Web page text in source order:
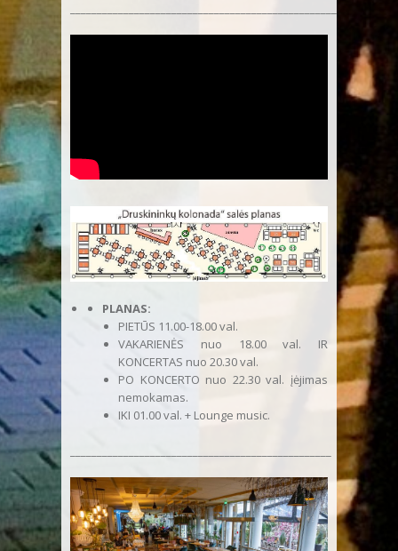
PLANAS:
PIETŪS 11.00-18.00 val.
VAKARIENĖS nuo 18.00 val. IR
KONCERTAS nuo 20.30 val.
PO KONCERTO nuo 22.30 val. įėjimas
nemokamas.
IKI 01.00 val. + Lounge music.